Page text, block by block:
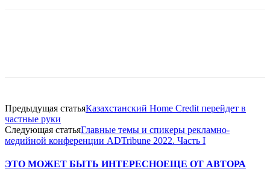
Предыдущая статьяКазахстанский Home Credit перейдет в
частные руки
Следующая статьяГлавные темы и cпикеры рекламно-
медийной конференции ADTribune 2022. Часть I
ЭТО МОЖЕТ БЫТЬ ИНТЕРЕСНОЕЩЕ ОТ АВТОРА